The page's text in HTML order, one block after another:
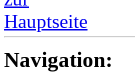
Navigation: